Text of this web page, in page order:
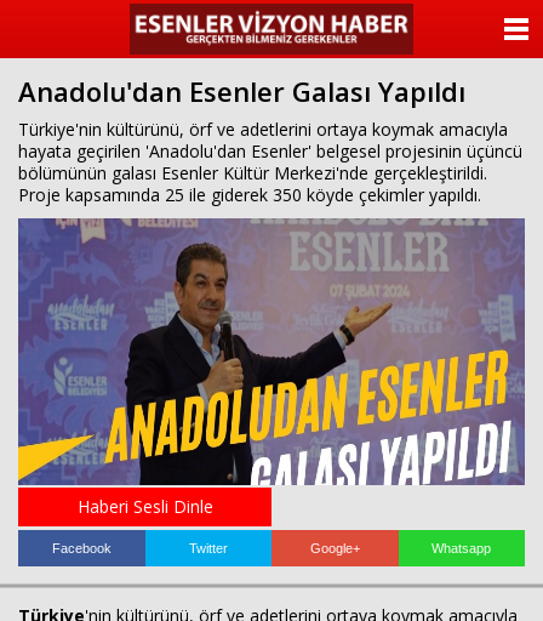
Anadolu'dan Esenler Galası Yapıldı
Türkiye'nin kültürünü, örf ve adetlerini ortaya koymak amacıyla
hayata geçirilen 'Anadolu'dan Esenler' belgesel projesinin üçüncü
bölümünün galası Esenler Kültür Merkezi'nde gerçekleştirildi.
Proje kapsamında 25 ile giderek 350 köyde çekimler yapıldı.
Haberi Sesli Dinle
Facebook Twitter Google+ Whatsapp
Türkiye'nin kültürünü, örf ve adetlerini ortaya koymak amacıyla
ANASAYFA
KATEGORİLER
YAZARLAR
ANKETLER
FOTO GALERİ
VİDEO GALERİ
KÜNYE
İLETİŞİM